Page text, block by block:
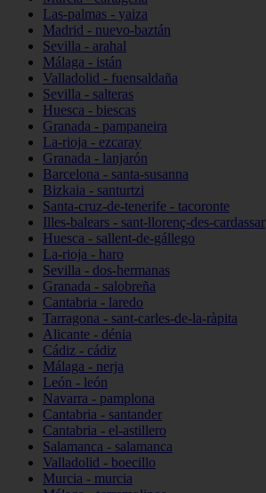
Las-palmas - yaiza
Madrid - nuevo-baztán
Sevilla - arahal
Málaga - istán
Valladolid - fuensaldaña
Sevilla - salteras
Huesca - biescas
Granada - pampaneira
La-rioja - ezcaray
Granada - lanjarón
Barcelona - santa-susanna
Bizkaia - santurtzi
Santa-cruz-de-tenerife - tacoronte
Illes-balears - sant-llorenç-des-cardassar
Huesca - sallent-de-gállego
La-rioja - haro
Sevilla - dos-hermanas
Granada - salobreña
Cantabria - laredo
Tarragona - sant-carles-de-la-ràpita
Alicante - dénia
Cádiz - cádiz
Málaga - nerja
León - león
Navarra - pamplona
Cantabria - santander
Cantabria - el-astillero
Salamanca - salamanca
Valladolid - boecillo
Murcia - murcia